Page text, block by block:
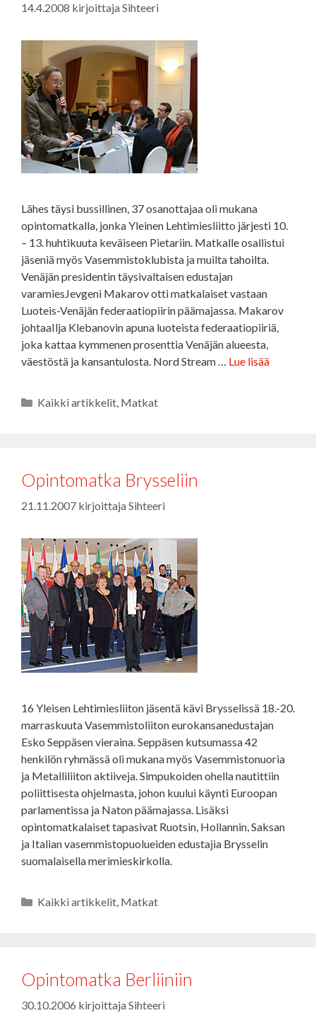
14.4.2008 kirjoittajaSihteeri
Lähes täysi bussillinen, 37 osanottajaa oli mukana
opintomatkalla, jonka Yleinen Lehtimiesliitto järjesti 10.
– 13. huhtikuuta keväiseen Pietariin. Matkalle osallistui
jäseniä myös Vasemmistoklubista ja muilta tahoilta.
Venäjän presidentin täysivaltaisen edustajan
varamiesJevgeni Makarov otti matkalaiset vastaan
Luoteis-Venäjän federaatiopiirin päämajassa. Makarov
johtaaIlja Klebanovin apuna luoteista federaatiopiiriä,
joka kattaa kymmenen prosenttia Venäjän alueesta,
väestöstä ja kansantulosta. Nord Stream … Lue lisää
Kategoriat
Kaikki artikkelit, Matkat
Opintomatka Brysseliin
21.11.2007 kirjoittajaSihteeri
16 Yleisen Lehtimiesliiton jäsentä kävi Brysselissä 18.-20.
marraskuuta Vasemmistoliiton eurokansanedustajan
Esko Seppäsen vieraina. Seppäsen kutsumassa 42
henkilön ryhmässä oli mukana myös Vasemmistonuoria
ja Metalliliiton aktiiveja. Simpukoiden ohella nautittiin
poliittisesta ohjelmasta, johon kuului käynti Euroopan
parlamentissa ja Naton päämajassa. Lisäksi
opintomatkalaiset tapasivat Ruotsin, Hollannin, Saksan
ja Italian vasemmistopuolueiden edustajia Brysselin
suomalaisella merimieskirkolla.
Kategoriat
Kaikki artikkelit, Matkat
Opintomatka Berliiniin
30.10.2006 kirjoittajaSihteeri